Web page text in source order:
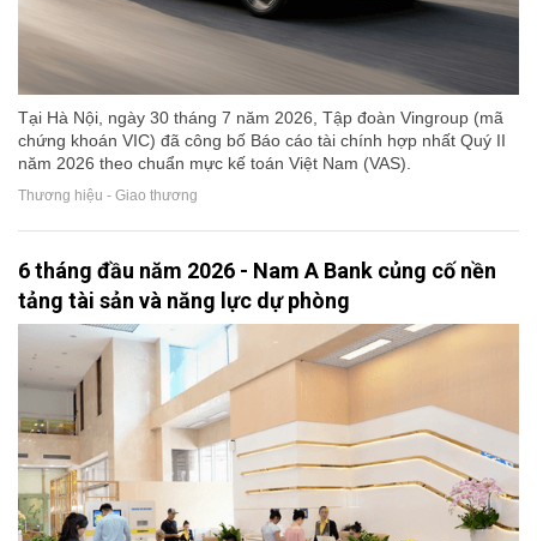
Tại Hà Nội, ngày 30 tháng 7 năm 2026, Tập đoàn Vingroup (mã
chứng khoán VIC) đã công bố Báo cáo tài chính hợp nhất Quý II
năm 2026 theo chuẩn mực kế toán Việt Nam (VAS).
Thương hiệu - Giao thương
6 tháng đầu năm 2026 - Nam A Bank củng cố nền
tảng tài sản và năng lực dự phòng